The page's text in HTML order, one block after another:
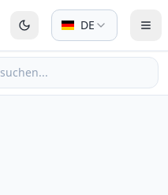
oder Registrieren
Zum dunklen Modus
DE